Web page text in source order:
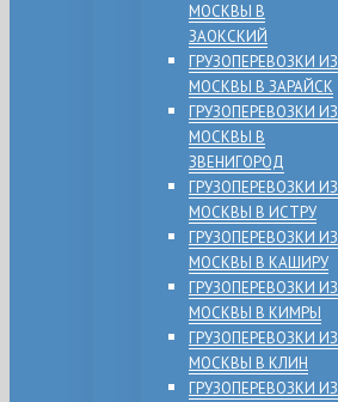
МОСКВЫ В
ЗАОКСКИЙ
ГРУЗОПЕРЕВОЗКИ ИЗ
МОСКВЫ В ЗАРАЙСК
ГРУЗОПЕРЕВОЗКИ ИЗ
МОСКВЫ В
ЗВЕНИГОРОД
ГРУЗОПЕРЕВОЗКИ ИЗ
МОСКВЫ В ИСТРУ
ГРУЗОПЕРЕВОЗКИ ИЗ
МОСКВЫ В КАШИРУ
ГРУЗОПЕРЕВОЗКИ ИЗ
МОСКВЫ В КИМРЫ
ГРУЗОПЕРЕВОЗКИ ИЗ
МОСКВЫ В КЛИН
ГРУЗОПЕРЕВОЗКИ ИЗ